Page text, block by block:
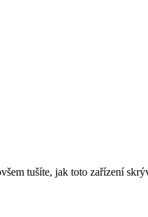
tušíte, jak toto zařízení